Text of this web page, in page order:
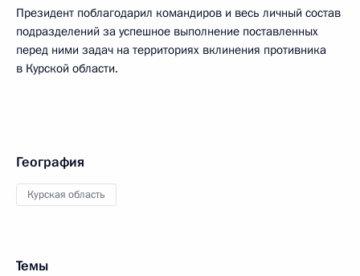
Президент поблагодарил командиров и весь личный состав
подразделений за успешное выполнение поставленных
перед ними задач на территориях вклинения противника
в Курской области.
География
Курская область
Темы